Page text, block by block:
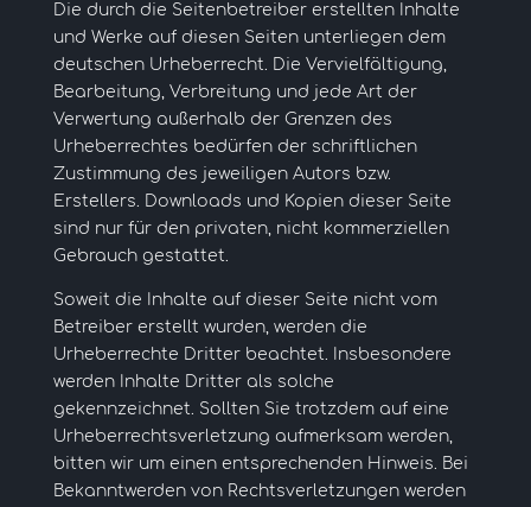
Die durch die Seitenbetreiber erstellten Inhalte
und Werke auf diesen Seiten unterliegen dem
deutschen Urheberrecht. Die Vervielfältigung,
Bearbeitung, Verbreitung und jede Art der
Verwertung außerhalb der Grenzen des
Urheberrechtes bedürfen der schriftlichen
Zustimmung des jeweiligen Autors bzw.
Erstellers. Downloads und Kopien dieser Seite
sind nur für den privaten, nicht kommerziellen
Gebrauch gestattet.
Soweit die Inhalte auf dieser Seite nicht vom
Betreiber erstellt wurden, werden die
Urheberrechte Dritter beachtet. Insbesondere
werden Inhalte Dritter als solche
gekennzeichnet. Sollten Sie trotzdem auf eine
Urheberrechtsverletzung aufmerksam werden,
bitten wir um einen entsprechenden Hinweis. Bei
Bekanntwerden von Rechtsverletzungen werden